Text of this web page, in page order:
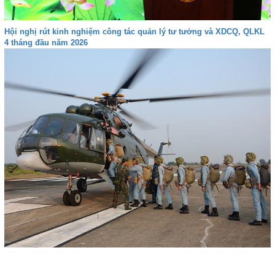
Hội nghị rút kinh nghiệm công tác quản lý tư tưởng và XDCQ, QLKL
4 tháng đầu năm 2026